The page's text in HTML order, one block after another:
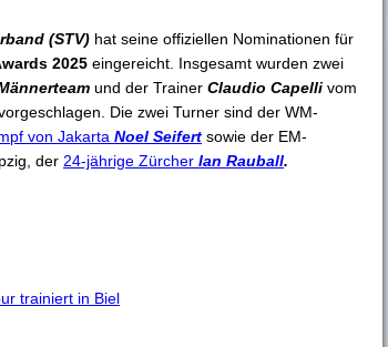
(STV) hat seine offiziellen Nominationen für
2025 eingereicht. Insgesamt wurden zwei
und der Trainer Claudio Capelli vom
Die zwei Turner sind der WM-
von Jakarta Noel Seifert sowie der EM-
der 24-jährige Zürcher Ian Rauball.
trainiert in Biel